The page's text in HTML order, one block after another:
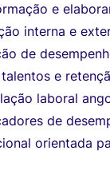
e
interna e
de
e
laboral
de
orientada